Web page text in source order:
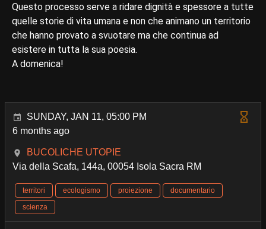
Questo processo serve a ridare dignità e spessore a tutte
quelle storie di vita umana e non che animano un territorio
che hanno provato a svuotare ma che continua ad
esistere in tutta la sua poesia.
A domenica!
SUNDAY, JAN 11, 05:00 PM
6 months ago
BUCOLICHE UTOPIE
Via della Scafa, 144a, 00054 Isola Sacra RM
territori ecologismo proiezione
documentario
scienza